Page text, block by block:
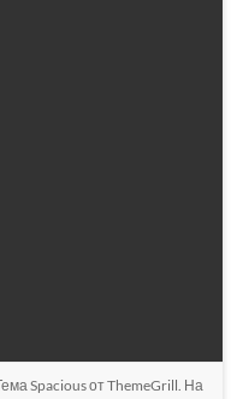
Spaciousот ThemeGrill. На